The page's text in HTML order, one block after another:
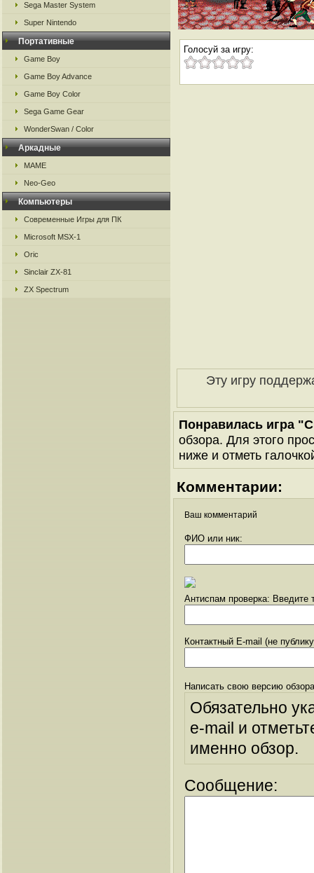
Sega Master System
Super Nintendo
Портативные
Game Boy
Game Boy Advance
Game Boy Color
Sega Game Gear
WonderSwan / Color
Аркадные
MAME
Neo-Geo
Компьютеры
Современные Игры для ПК
Microsoft MSX-1
Oric
Sinclair ZX-81
ZX Spectrum
Голосуй за игру:
Эту игру
Понравилась игра
обзора. Для этого
ниже и отметь
Комментарии:
Ваш комментарий
ФИО или ник:
Антиспам проверка: Введите
Контактный E-mail (не
Написать свою версию
Обязательно
e-mail и
именно обзор.
Сообщение: